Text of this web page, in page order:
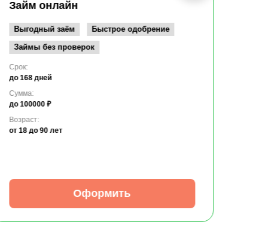
Займ онлайн
Выгодный заём
Быстрое одобрение
Займы без проверок
Срок:
до 168 дней
Сумма:
до 100000 ₽
Возраст:
от 18 до 90 лет
Оформить